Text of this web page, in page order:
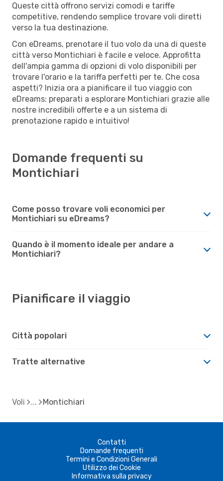
Queste città offrono servizi comodi e tariffe
competitive, rendendo semplice trovare voli diretti
verso la tua destinazione.
Con eDreams, prenotare il tuo volo da una di queste
città verso Montichiari è facile e veloce. Approfitta
dell'ampia gamma di opzioni di volo disponibili per
trovare l'orario e la tariffa perfetti per te. Che cosa
aspetti? Inizia ora a pianificare il tuo viaggio con
eDreams: preparati a esplorare Montichiari grazie alle
nostre incredibili offerte e a un sistema di
prenotazione rapido e intuitivo!
Domande frequenti su
Montichiari
Come posso trovare voli economici per
Montichiari su eDreams?
Quando è il momento ideale per andare a
Montichiari?
Pianificare il viaggio
Città popolari
Tratte alternative
Voli Montichiari
Contatti
Domande frequenti
Termini e Condizioni Generali
Utilizzo dei Cookie
Informativa sulla privacy